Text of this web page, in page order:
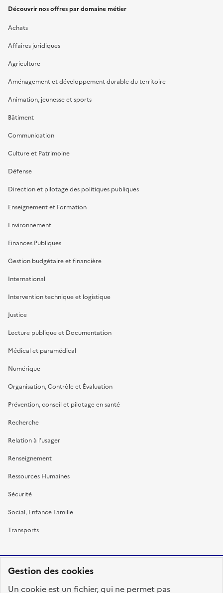
Gestion des cookies
Un cookie est un fichier, qui ne permet pas
Découvrir nos offres par domaine métier
Achats
Affaires juridiques
Agriculture
Aménagement et développement durable du territoire
Animation, jeunesse et sports
Bâtiment
Communication
Culture et Patrimoine
Défense
Direction et pilotage des politiques publiques
Enseignement et Formation
Environnement
Finances Publiques
Gestion budgétaire et financière
International
Intervention technique et logistique
Justice
Lecture publique et Documentation
Médical et paramédical
Numérique
Organisation, Contrôle et Évaluation
Prévention, conseil et pilotage en santé
Recherche
Relation à l’usager
Renseignement
Ressources Humaines
Sécurité
Social, Enfance Famille
Transports